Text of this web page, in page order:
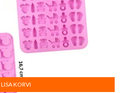
LISA KORVI